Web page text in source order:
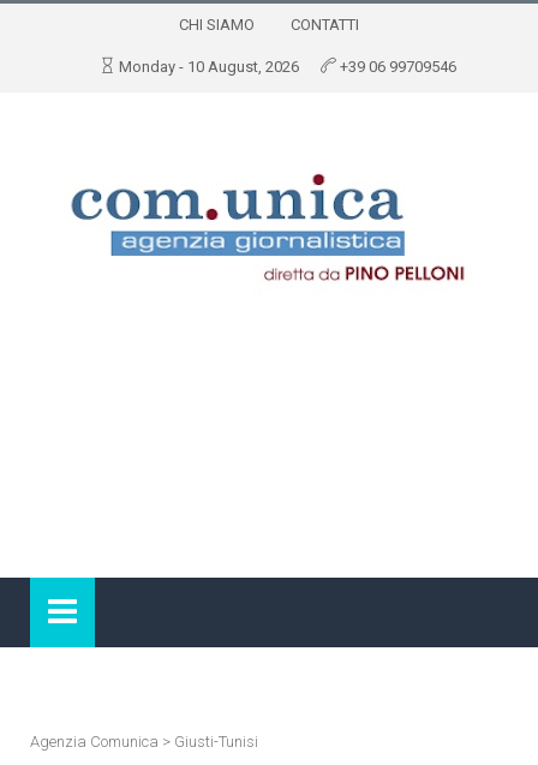
CHI SIAMO CONTATTI
Monday - 10 August, 2026 +39 06 99709546
Agenzia Comunica > Giusti-Tunisi